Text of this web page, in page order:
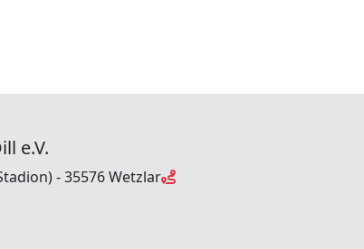
e.V.
- 35576 Wetzlar